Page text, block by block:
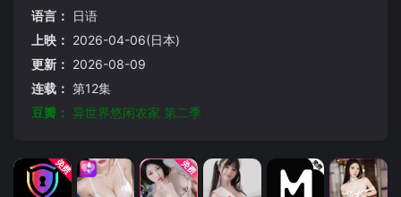
语言：
日语
上映： 2026-04-06(日本)
更新： 2026-08-09
连载： 第12集
豆瓣： 异世界悠闲农家 第二季